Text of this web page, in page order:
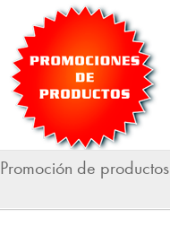
Promoción de productos